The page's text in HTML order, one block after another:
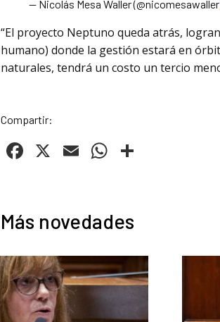
— Nicolás Mesa Waller
“El proyecto Neptuno queda atrás,
humano) donde la gestión estará en
naturales, tendrá un costo un tercio
Compartir:
Facebook
X EmailWhatsApp
Más novedades